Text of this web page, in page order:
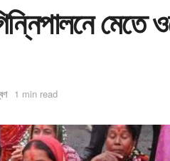
মেতে
1 min read